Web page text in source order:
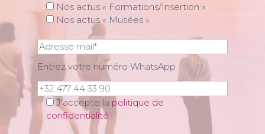
Nos actus « Formations/Insertion »
Nos actus « Musées »
Entrez votre numéro WhatsApp
J'accepte la politique de
confidentialité